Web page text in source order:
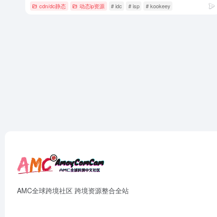
cdn/dc静态 动态ip资源 # idc # isp # kookeey
AMC全球跨境社区 跨境资源整合全站